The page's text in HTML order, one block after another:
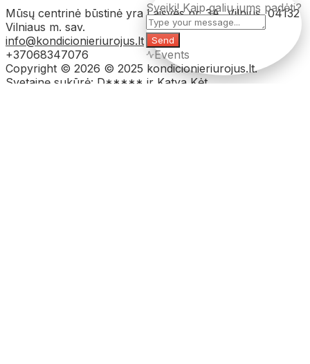
Mūsų centrinė būstinė yra Laisvės pr. 3A, Vilnius, 04132
Vilniaus m. sav.
info@kondicionieriurojus.lt
+37068347076
Copyright © 2026 © 2025 kondicionieriurojus.lt.
Svetainę sukūrė: D***** ir Katya Kėt
Sveiki! Kaip galiu jums padėti?
Send
Events